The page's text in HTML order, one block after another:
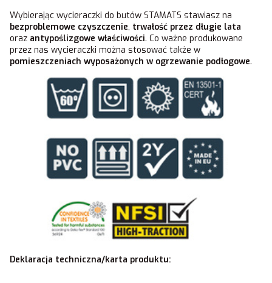
Wybierając wycieraczki do butów STAMATS stawiasz na
bezproblemowe czyszczenie, trwałość przez długie lata
oraz antypoślizgowe właściwości. Co ważne produkowane
przez nas wycieraczki można stosować także w
pomieszczeniach wyposażonych w ogrzewanie podłogowe.
Deklaracja techniczna/karta produktu: